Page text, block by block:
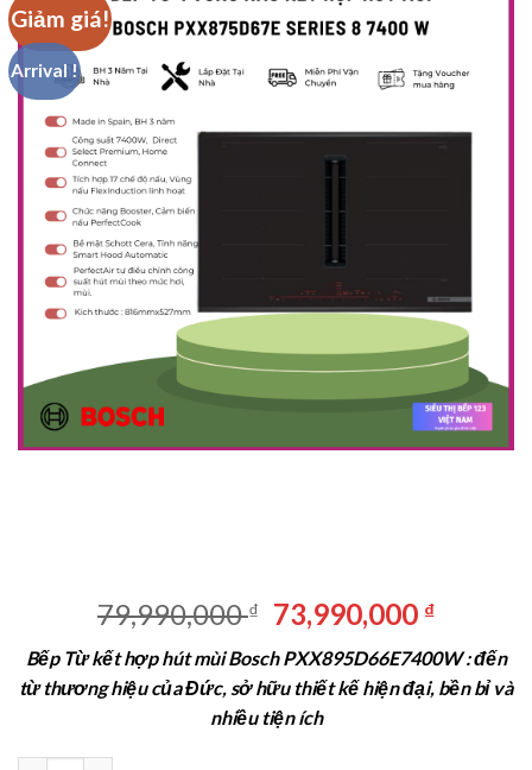
Giảm giá!
Arrival !
79,990,000₫
Giá
gốc
là:
79,990,000 ₫.
73,990,000 ₫Giá
tại
là:
Bếp Từ kết hợp hút mùi Bosch PXX895D66E7400W : đến
từ thương hiệu của Đức, sở hữu thiết kế hiện đại, bền bỉ và
nhiều tiện ích